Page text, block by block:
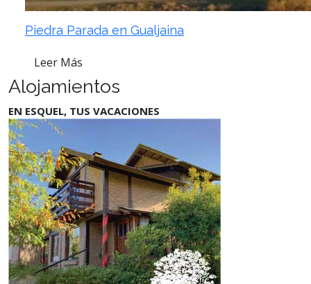
Piedra Parada en Gualjaina
Leer Más
Alojamientos
EN ESQUEL, TUS VACACIONES